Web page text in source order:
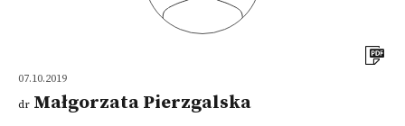
07.10.2019
dr Małgorzata Pierzgalska